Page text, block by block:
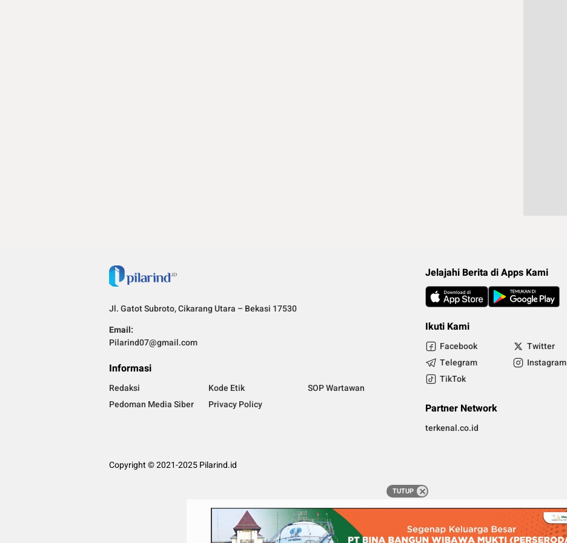
Jl. Gatot Subroto, Cikarang Utara – Bekasi 17530
Email:
Pilarind07@gmail.com
Informasi
Redaksi Kode Etik
SOP Wartawan
Pedoman Media Siber
Privacy Policy
Jelajahi Berita di Apps Kami
Ikuti Kami
Facebook Twitter
Telegram
Instagram
TikTok
Partner Network
terkenal.co.id
Copyright © 2021-2025 Pilarind.id
TUTUP